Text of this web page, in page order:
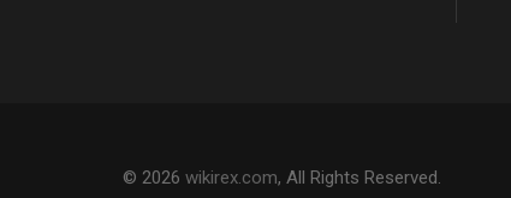
© 2026 wikirex.com, All Rights Reserved.